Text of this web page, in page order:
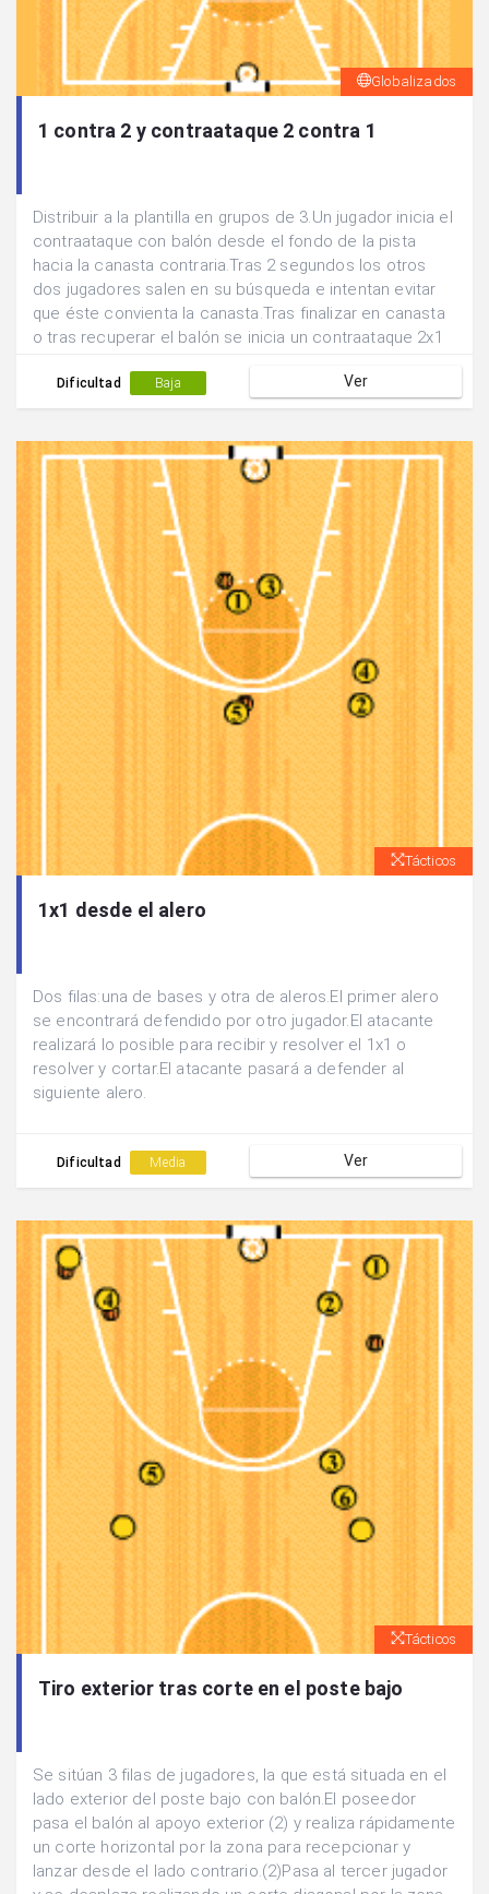
Globalizados
1 contra 2 y contraataque 2 contra 1
Distribuir a la plantilla en grupos de 3.Un jugador inicia el
contraataque con balón desde el fondo de la pista
hacia la canasta contraria.Tras 2 segundos los otros
dos jugadores salen en su búsqueda e intentan evitar
que éste convienta la canasta.Tras finalizar en canasta
o tras recuperar el balón se inicia un contraataque 2x1
Dificultad Baja Ver
Tácticos
1x1 desde el alero
Dos filas:una de bases y otra de aleros.El primer alero
se encontrará defendido por otro jugador.El atacante
realizará lo posible para recibir y resolver el 1x1 o
resolver y cortar.El atacante pasará a defender al
siguiente alero.
Dificultad Media Ver
Tácticos
Tiro exterior tras corte en el poste bajo
Se sitúan 3 filas de jugadores, la que está situada en el
lado exterior del poste bajo con balón.El poseedor
pasa el balón al apoyo exterior (2) y realiza rápidamente
un corte horizontal por la zona para recepcionar y
lanzar desde el lado contrario.(2)Pasa al tercer jugador